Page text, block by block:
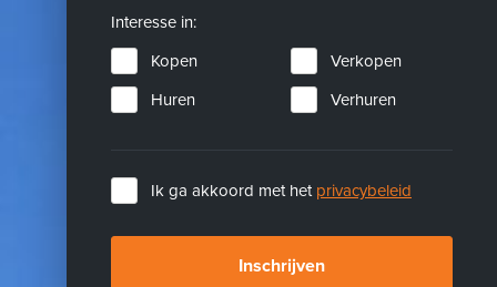
Interesse in:
Kopen
Verkopen
Huren
Verhuren
Ik ga akkoord met het privacybeleid
Inschrijven